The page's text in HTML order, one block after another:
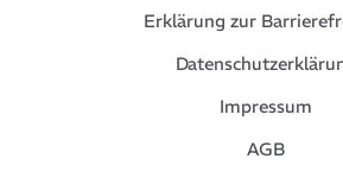
Erklärung zur
Impressum
AGB